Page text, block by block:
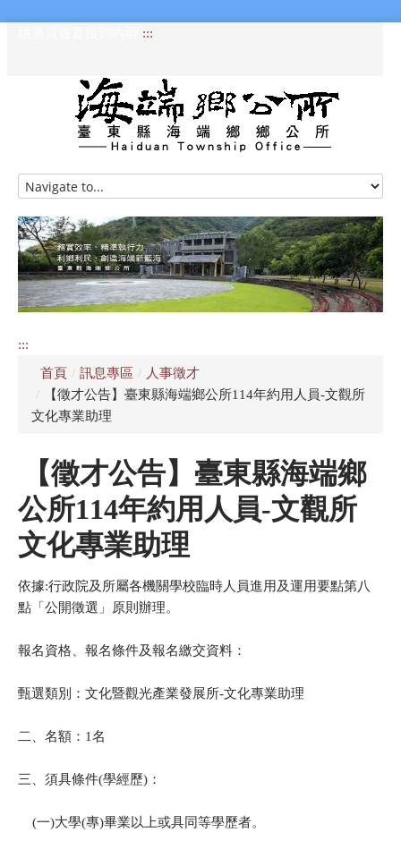
:::
HOME
訊息專區
認識海端
公所介紹
資訊公開專區
:::
首頁 / 訊息專區 / 人事徵才
/
【徵才公告】臺東縣海端鄉公所114年約用人員-文觀所
文化專業助理
【徵才公告】臺東縣海端鄉
公所114年約用人員-文觀所
文化專業助理
依據:行政院及所屬各機關學校臨時人員進用及運用要點第八
點「公開徵選」原則辦理。
報名資格、報名條件及報名繳交資料：
甄選類別：文化暨觀光產業發展所-文化專業助理
二、名額：1名
三、須具條件(學經歷)：
(一)大學(專)畢業以上或具同等學歷者。